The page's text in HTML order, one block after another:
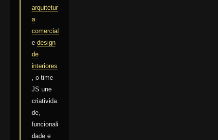
arquitetur
a
comercial
e design
de
interiores
, o time
JS une
criativida
de,
funcionali
dade e